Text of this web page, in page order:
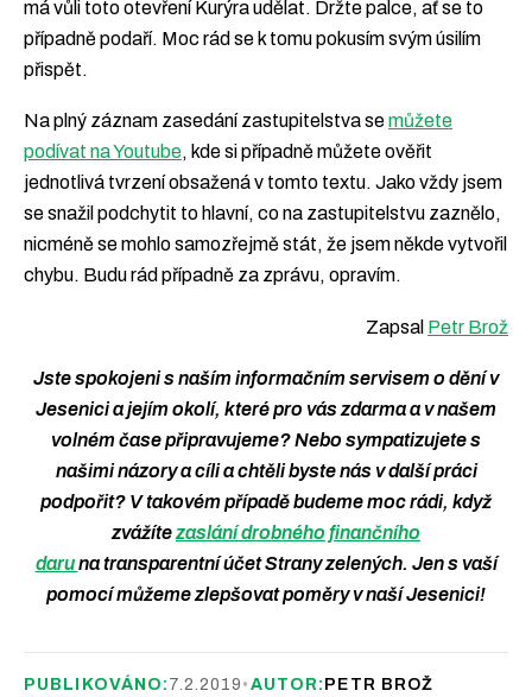
má vůli toto otevření Kurýra udělat. Držte palce, ať se to
případně podaří. Moc rád se k tomu pokusím svým úsilím
přispět.
Na plný záznam zasedání zastupitelstva semůžete
podívat na Youtube, kde si případně můžete ověřit
jednotlivá tvrzení obsažená v tomto textu. Jako vždy jsem
se snažil podchytit to hlavní, co na zastupitelstvu zaznělo,
nicméně se mohlo samozřejmě stát, že jsem někde vytvořil
chybu. Budu rád případně za zprávu, opravím.
Zapsal Petr Brož
Jste spokojeni s naším informačním servisem o dění v
Jesenici a jejím okolí, které pro vás zdarma a v našem
volném čase připravujeme? Nebo sympatizujete s
našimi názory a cíli a chtěli byste nás v další práci
podpořit? V takovém případě budeme moc rádi, když
zvážítezaslání drobného finančního
daruna transparentní účet Strany zelených. Jen s vaší
pomocí můžeme zlepšovat poměry v naší Jesenici!
PUBLIKOVÁNO: 7.2.2019 • AUTOR: PETR BROŽ